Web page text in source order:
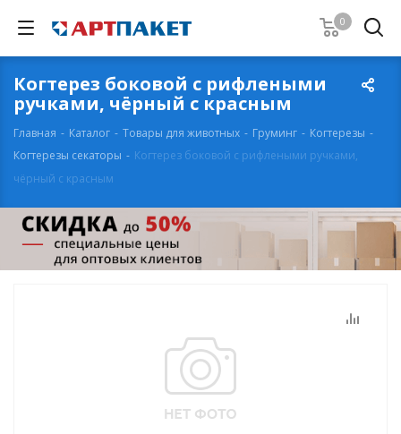
0
Когтерез боковой с рифлеными
ручками, чёрный с красным
Главная - Каталог - Товары для животных - Груминг - Когтерезы -
Когтерезы секаторы - Когтерез боковой с рифлеными ручками,
чёрный с красным